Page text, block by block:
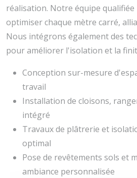
réalisation. Notre équipe
optimiser chaque mètre carré,
Nous intégrons également des
pour améliorer l'isolation et la
Conception sur-mesure
travail
Installation de cloisons,
intégré
Travaux de plâtrerie et
optimal
Pose de revêtements sols et
ambiance personnalisée